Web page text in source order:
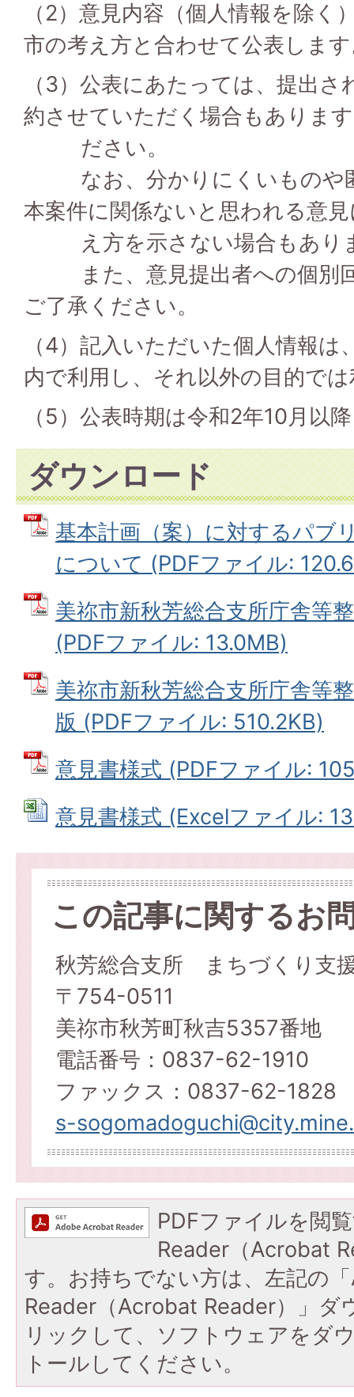
（2）意見内容（個人情報を除く
市の考え方と合わせて公表しま
（3）公表にあたっては、提出
約させていただく場合もありま
ださい。
なお、分かりにくいものや
本案件に関係ないと思われる意
え方を示さない場合もあり
また、意見提出者への個別
ご了承ください。
（4）記入いただいた個人情報
内で利用し、それ以外の目的で
（5）公表時期は令和2年10月以
ダウンロード
基本計画（案）に対するパブ
について (PDFファイル:
美祢市新秋芳総合支所庁舎等
(PDFファイル: 13.0MB)
美祢市新秋芳総合支所庁舎等
版 (PDFファイル: 510.2KB)
意見書様式 (PDFファイル:
意見書様式 (Excelファイル:
この記事に関するお
秋芳総合支所 まちづくり支
〒754-0511
美祢市秋芳町秋吉5357番地
電話番号：0837-62-1910
ファックス：0837-62-1828
s-
PDFファイルを閲
Reader（Acrobat
す。お持ちでない方は、左記の
Reader（Acrobat Reader）」ダ
リックして、ソフトウェアをダ
トールしてください。